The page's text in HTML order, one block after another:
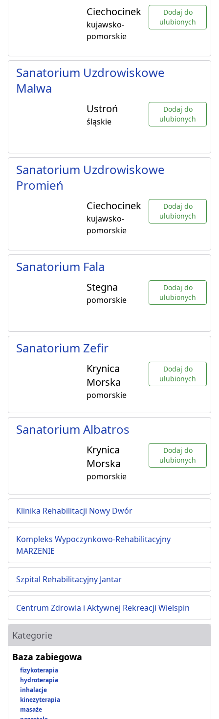
Ciechocinek
kujawsko-
pomorskie
Dodaj do
ulubionych
Sanatorium Uzdrowiskowe
Malwa
Ustroń
śląskie
Dodaj do
ulubionych
Sanatorium Uzdrowiskowe
Promień
Ciechocinek
kujawsko-
pomorskie
Dodaj do
ulubionych
Sanatorium Fala
Stegna
pomorskie
Dodaj do
ulubionych
Sanatorium Zefir
Krynica
Morska
pomorskie
Dodaj do
ulubionych
Sanatorium Albatros
Krynica
Morska
pomorskie
Dodaj do
ulubionych
Klinika Rehabilitacji Nowy Dwór
Kompleks Wypoczynkowo-Rehabilitacyjny
MARZENIE
Szpital Rehabilitacyjny Jantar
Centrum Zdrowia i Aktywnej Rekreacji Wielspin
Kategorie
Baza zabiegowa
fizykoterapia
hydroterapia
inhalacje
kinezyterapia
masaże